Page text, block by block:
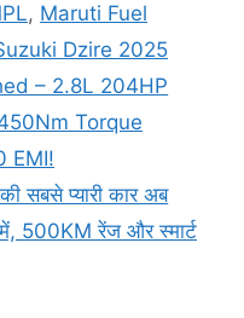
, Maruti Fuel
Dzire 2025
– 2.8L 204HP
Torque
EMI!
सबसे प्यारी कार अब
500KM रेंज और स्मार्ट